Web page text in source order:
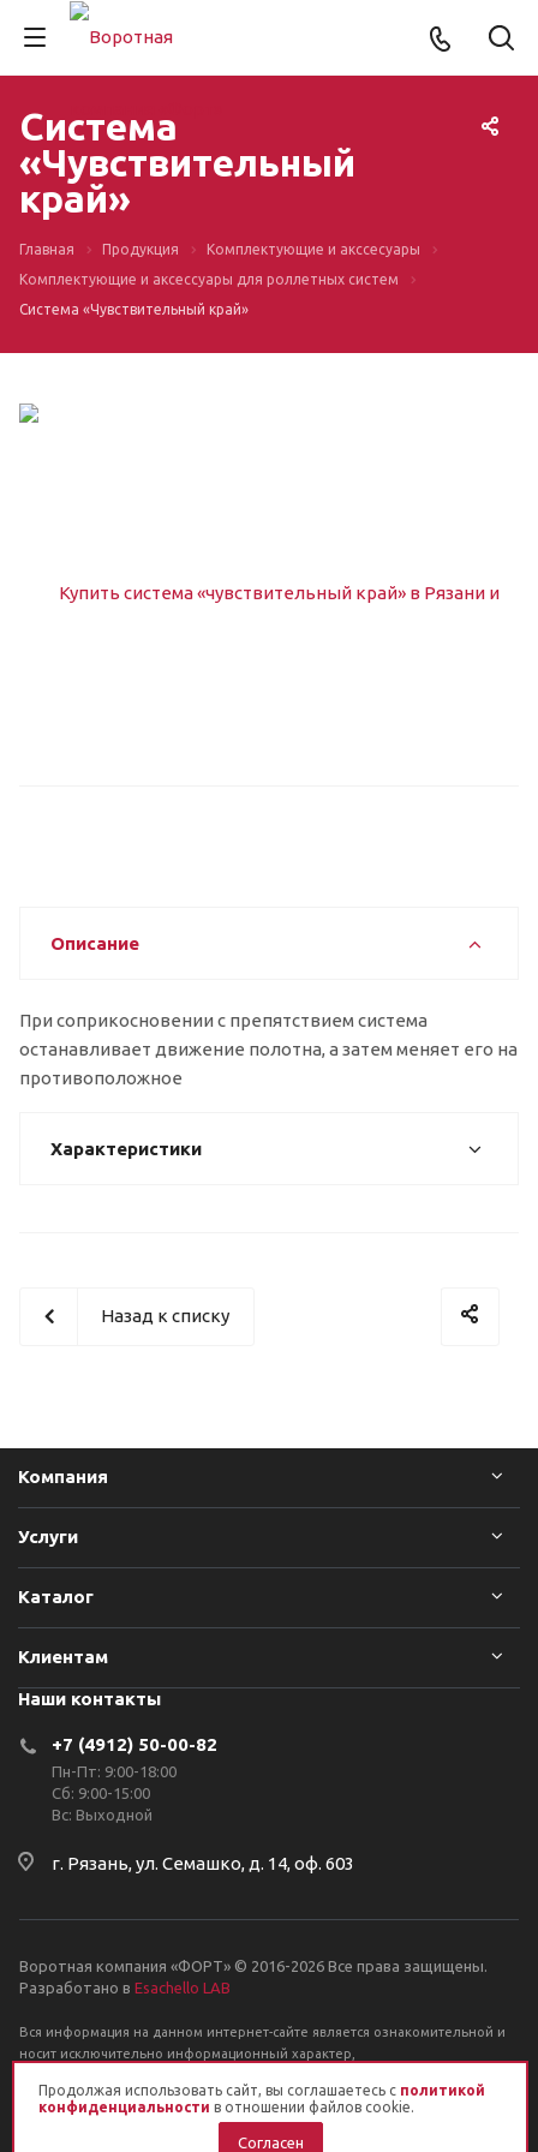
Система
«Чувствительный
край»
Главная Продукция
Комплектующие и акссесуары
Комплектующие и аксессуары для роллетных систем
Система «Чувствительный край»
Описание
При соприкосновении с препятствием система
останавливает движение полотна, а затем меняет его на
противоположное
Характеристики
Назад к списку
Компания
Услуги
Каталог
Клиентам
Наши контакты
+7 (4912) 50-00-82
Пн-Пт: 9:00-18:00
Сб: 9:00-15:00
Вс: Выходной
г. Рязань, ул. Семашко, д. 14, оф. 603
Воротная компания «ФОРТ» © 2016-2026 Все права защищены.
Разработано в Esachello LAB
Вся информация на данном интернет-сайте является ознакомительной и
носит исключительно информационный характер,
положениями Статьи 437 Гражданского кодекса РФ.
Продолжая использовать сайт, вы соглашаетесь с политикой
конфиденциальности в отношении файлов cookie.
Согласен